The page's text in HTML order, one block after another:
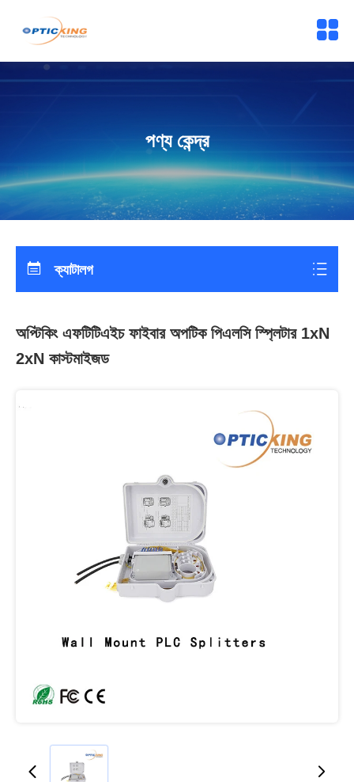
পণ্য কেন্দ্র
ক্যাটালগ
অপ্টিকিং এফটিটিএইচ ফাইবার অপটিক পিএলসি স্প্লিটার 1xN
2xN কাস্টমাইজড